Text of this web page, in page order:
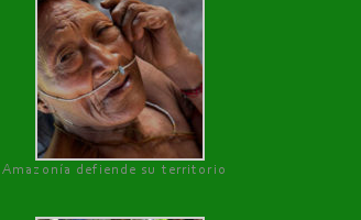
Amazonía defiende su territorio